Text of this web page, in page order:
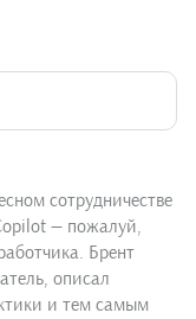
сотрудничестве
— пожалуй,
Брент
описал
и тем самым